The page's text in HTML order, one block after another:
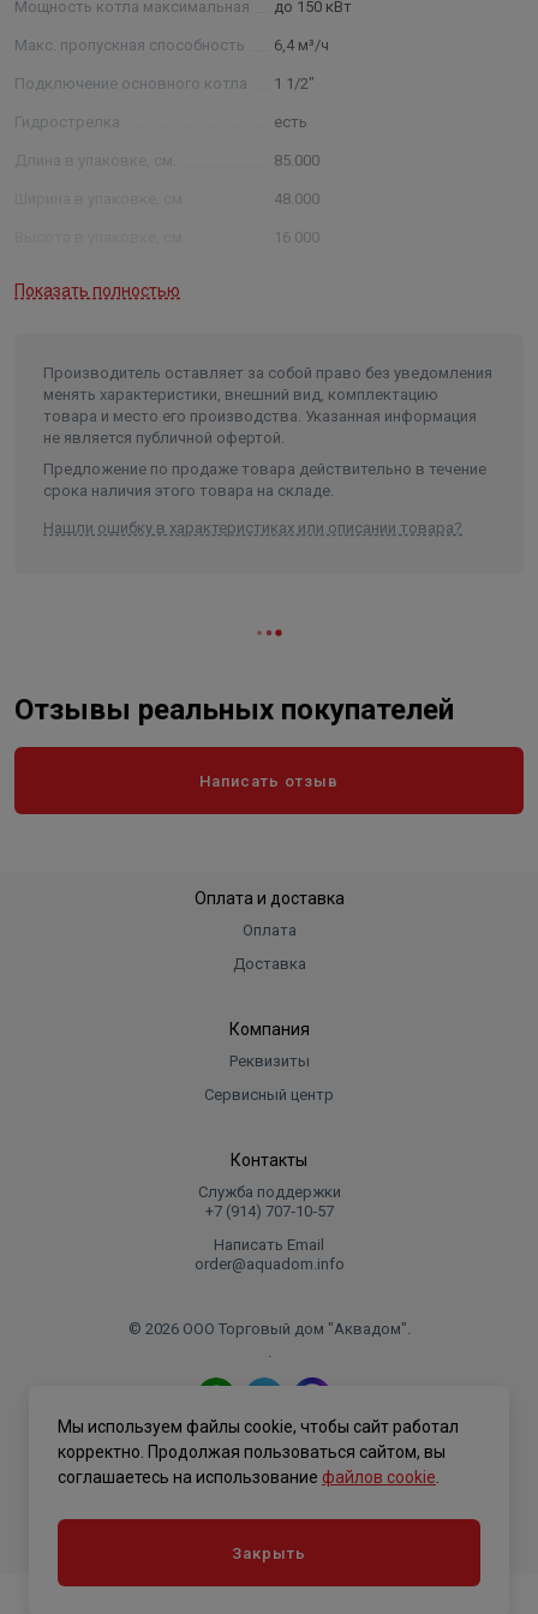
Мощность максимальная,150 кВт
Максимальная отапливаемая площадь,1200 м²
Магистральное присоединение G 1½″ (НР)
Доп. присоединение Rp ½″ (ВР)
Межосевое расстояние, мм 125/160
Размеры упаковки, (Д x Ш х В),850 x 480 x 155 мм
Мощность котла максимальная до 150 кВт
Макс. пропускная способность 6,4 м³/ч
Подключение основного котла 1 1/2"
Гидрострелка есть
Длина в упаковке, см. 85.000
48.000
16.000
Показать полностью
Производитель оставляет за собой право без уведомления
менять характеристики, внешний вид, комплектацию
товара и место его производства. Указанная информация
не является публичной офертой.
Предложение по продаже товара действительно в течение
срока наличия этого товара на складе.
Нашли ошибку в характеристиках или описании товара?
Отзывы реальных покупателей
Написать отзыв
Оплата и доставка
Оплата
Доставка
Компания
Реквизиты
Сервисный центр
Контакты
Служба поддержки
+7 (914) 707‑10‑57
Написать Email
order@aquadom.info
© 2026 ООО Торговый дом "Аквадом".
.
Политика конфиденциальности
Мы используем файлы cookie, чтобы сайт работал
корректно. Продолжая пользоваться сайтом, вы
соглашаетесь на использование файлов cookie
Закрыть